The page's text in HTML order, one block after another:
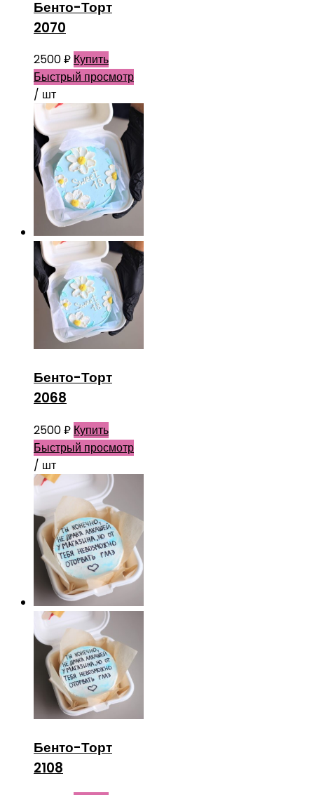
Бенто-Торт
2070
2500₽ Купить
Быстрый просмотр
/ шт
Бенто-Торт
2068
2500₽ Купить
Быстрый просмотр
/ шт
Бенто-Торт
2108